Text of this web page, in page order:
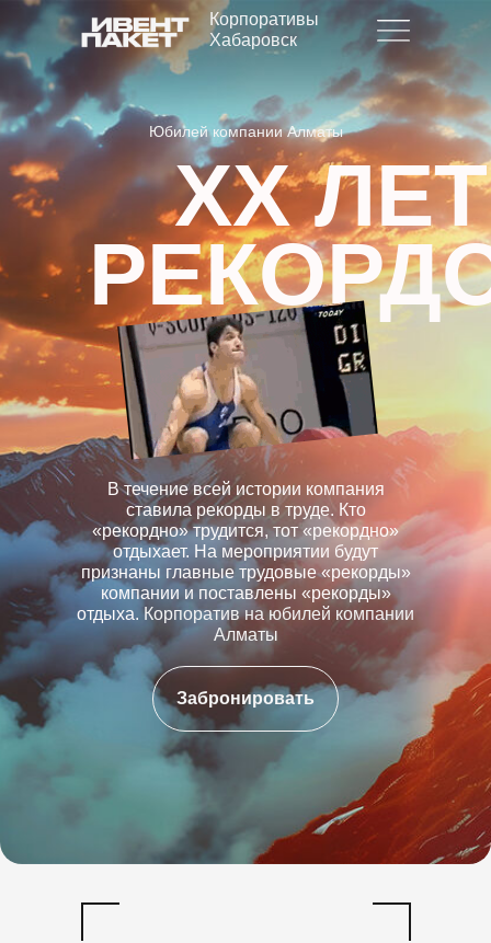
Корпоративы
Хабаровск
В течение всей истории компания
ставила рекорды в труде. Кто
«рекордно» трудится, тот «рекордно»
отдыхает. На мероприятии будут
признаны главные трудовые «рекорды»
компании и поставлены «рекорды»
отдыха. Корпоратив на юбилей компании
Алматы
XX ЛЕТ
Забронировать
Юбилей компании Алматы